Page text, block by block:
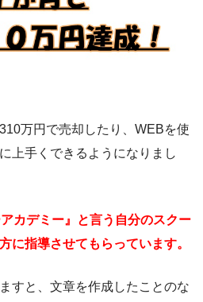
万円で売却したり、WEBを使
上手くできるようになりまし
カデミー』と言う自分のスクー
に指導させてもらっています。
すと、文章を作成したことのな